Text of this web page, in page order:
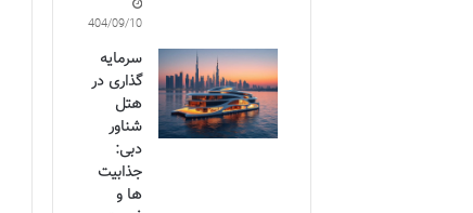
1404/09/10
سرمایه
گذاری در
هتل
شناور
دبی:
جذابیت
ها و